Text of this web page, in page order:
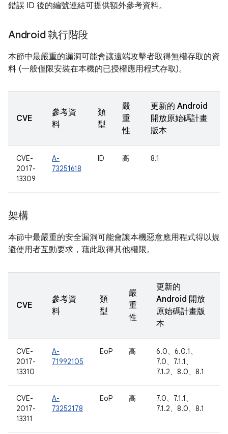
錯誤 ID 後的編號連結可提供額外參考資料。
Android 執行階段
本節中最嚴重的漏洞可能會讓遠端攻擊者取得無權存取的資
料 (一般僅限安裝在本機的已授權應用程式存取)。
CVE
參考資
料
類
型
嚴
重
性
更新的 Android
開放原始碼計畫
版本
CVE-
2017-
13309
A-
73251618
ID 高 8.1
架構
本節中最嚴重的安全漏洞可能會讓本機惡意應用程式得以規
避使用者互動要求，藉此取得其他權限。
CVE
參考資
料
類
型
嚴
重
性
更新的
Android 開放
原始碼計畫版
本
CVE-
2017-
13310
A-
71992105
EoP 高
6.0、6.0.1、
7.0、7.1.1、
7.1.2、8.0、8.1
CVE-
2017-
13311
A-
73252178
EoP 高
7.0、7.1.1、
7.1.2、8.0、8.1